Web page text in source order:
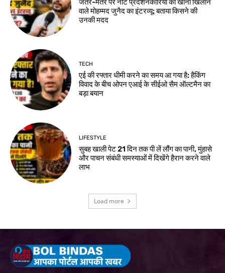
जंतर-मंतर पर नीट प्रदर्शनकारियों को खाना खिलाने
वाले मोहम्मद जुनैद का इंटरव्यू: बताया किसने की
उनकी मदद
TECH
एई की रफ्तार धीमी करने का समय आ गया है: हैकिंग
विवाद के बीच ओपन एआई के सीईओ सैम ऑल्टमैन का
बड़ा बयान
LIFESTYLE
सुबह खाली पेट 21 दिन तक पी लें लौंग का पानी, मुंहासे
और पाचन संबंधी समस्याओं में दिखेंगे हैरान करने वाले
लाभ
Load more